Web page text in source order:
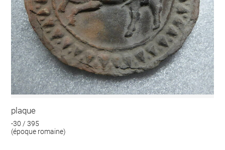
plaque
-30 / 395
(époque romaine)